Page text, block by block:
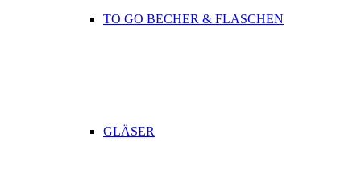
TO GO BECHER & FLASCHEN
GLÄSER